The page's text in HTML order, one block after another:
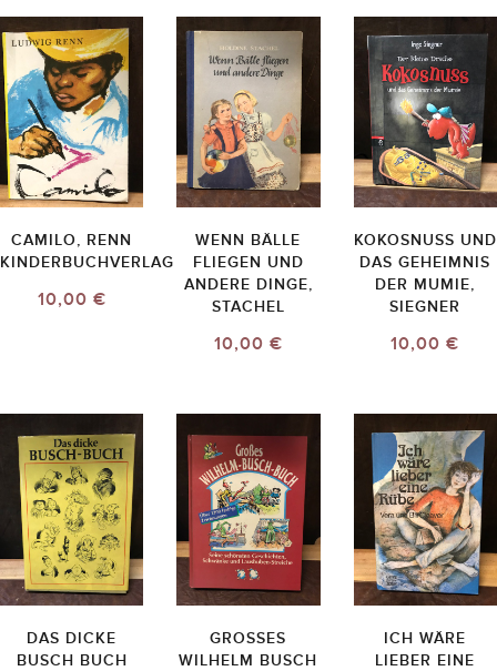
CAMILO, RENN
KINDERBUCHVERLAG
10,00 €
WENN BÄLLE
FLIEGEN UND
ANDERE DINGE,
STACHEL
10,00 €
KOKOSNUSS UND
DAS GEHEIMNIS
DER MUMIE,
SIEGNER
10,00 €
DAS DICKE
BUSCH BUCH
GROSSES W
ILHELM BUSCH B
ICH WÄRE
LIEBER EINE